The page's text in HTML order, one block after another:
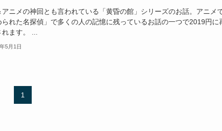
アニメの神回とも言われている「黄昏の館」シリーズのお話。アニメ
られた名探偵」で多くの人の記憶に残っているお話の一つで2019円に
ます。 ...
5月1日
1